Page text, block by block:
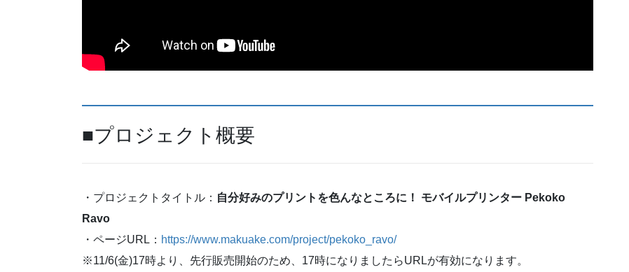
■プロジェクト概要
・プロジェクトタイトル： 自分好みのプリントを色んなところに！ モバイルプリンター Pekoko
Ravo
・ページURL： https://www.makuake.com/project/pekoko_ravo/
※11/6(金)17時より、先行販売開始のため、17時になりましたらURLが有効になります。